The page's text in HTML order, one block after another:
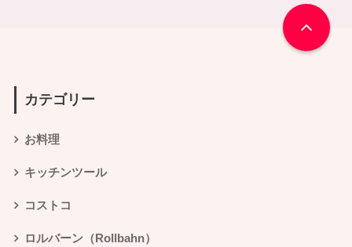
カテゴリー
お料理
キッチンツール
コストコ
ロルバーン（Rollbahn）